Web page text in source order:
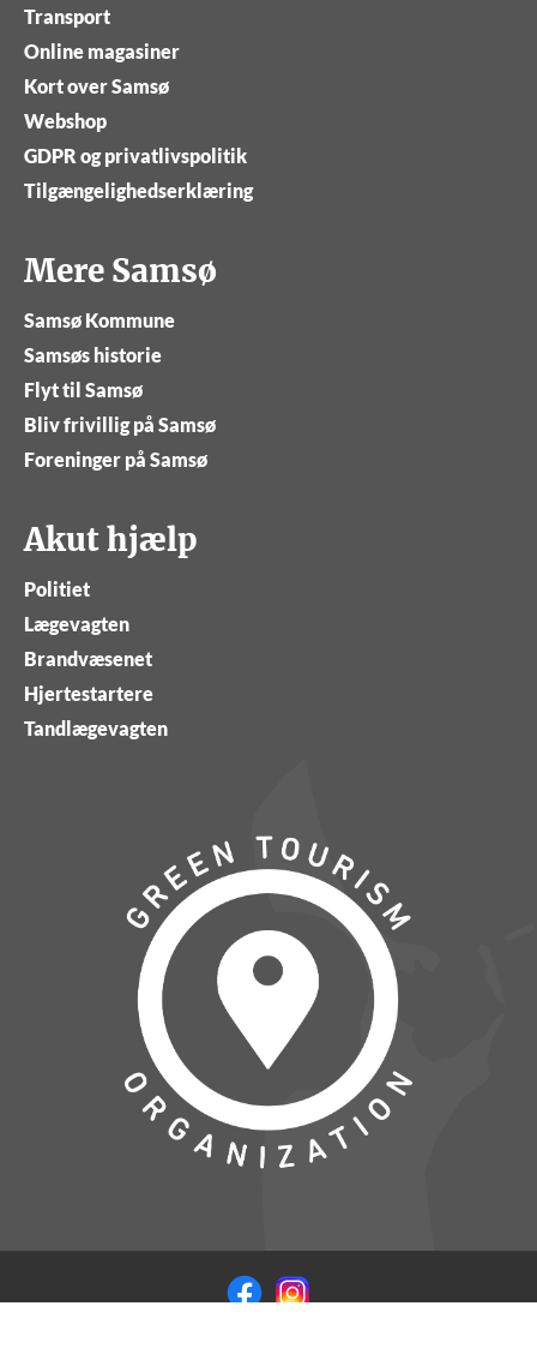
Transport
Online magasiner
Kort over Samsø
Webshop
GDPR og privatlivspolitik
Tilgængelighedserklæring
Mere Samsø
Samsø Kommune
Samsøs historie
Flyt til Samsø
Bliv frivillig på Samsø
Foreninger på Samsø
Akut hjælp
Politiet
Lægevagten
Brandvæsenet
Hjertestartere
Tandlægevagten